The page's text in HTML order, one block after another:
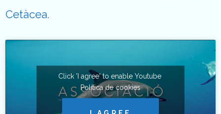
Cetàcea.
Click 'I agree' to enable Youtube
Política de cookies